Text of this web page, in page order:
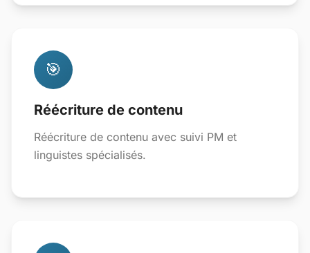
🎯
Réécriture de contenu
Réécriture de contenu avec suivi PM et
linguistes spécialisés.